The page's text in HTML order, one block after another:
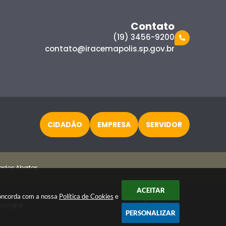
com a nossa Política de Cookies e
ACEITAR
PERSONALIZAR
Contato
(19) 3456-9200
contato@iracemapolis.sp.gov.br
CIDADÃO EMPRESA SERVIDOR
Abertos